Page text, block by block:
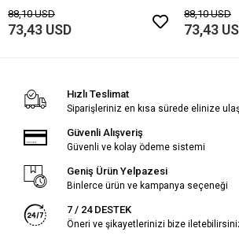
88,10 USD
73,43 USD
88,10 USD
73,43
Hızlı Teslimat
Siparişleriniz en kısa sürede elinize
Güvenli Alışveriş
Güvenli ve kolay ödeme sistemi
Geniş Ürün Yelpazesi
Binlerce ürün ve kampanya seçeneği
7 / 24 DESTEK
Öneri ve şikayetlerinizi bize